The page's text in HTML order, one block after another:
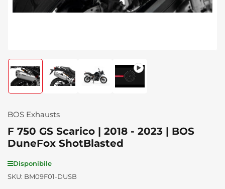
Carica
immagine
1
visualizzazione
Carica
immagine
visualizzazione
Carica
immagine
Carica
immagine
BOS Exhausts
F 750 GS Scarico | 2018 - 2023 | BOS
DuneFox ShotBlasted
Disponibile
SKU: BM09F01-DUSB